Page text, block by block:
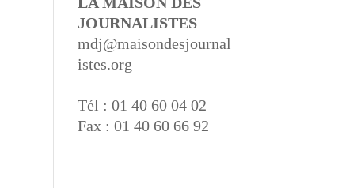
JOURNALISTES
mdj@maisondesjournal
istes.org
Tél : 01 40 60 04 02
Fax : 01 40 60 66 92